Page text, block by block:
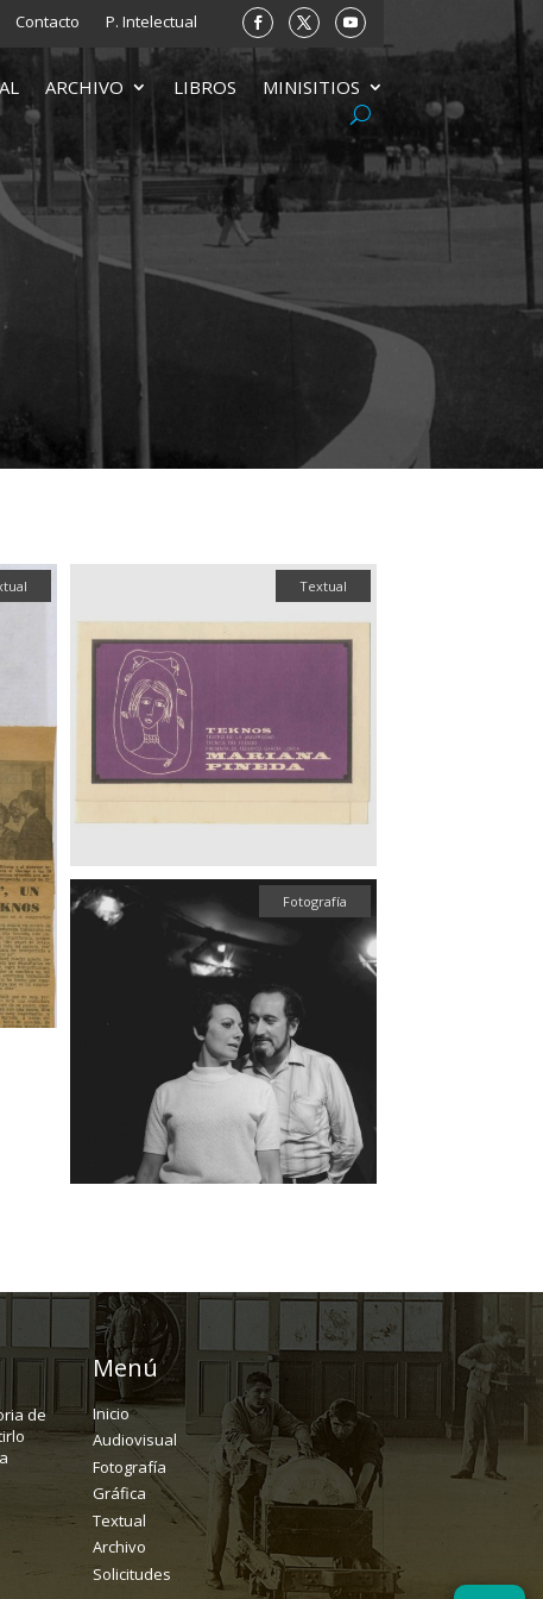
Contacto P. Intelectual
ARCHIVO LIBROS MINISITIOS
Textual
Fotografía
de
Menú
Inicio
Audiovisual
Fotografía
Gráfica
Textual
Archivo
Solicitudes